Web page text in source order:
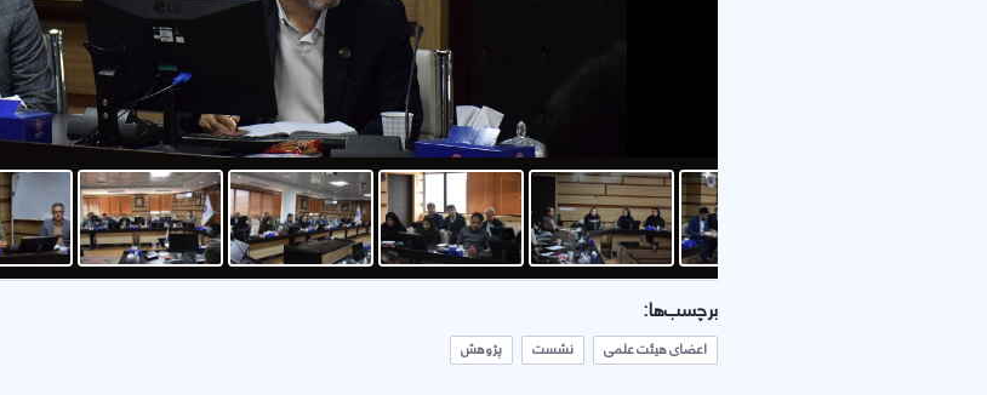
برچسب‌ها:
اعضای هیئت علمی نشست پژوهش